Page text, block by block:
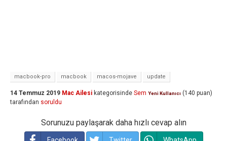
macbook-pro macbook macos-mojave update
14 Temmuz 2019 Mac Ailesi kategorisinde Sem Yeni Kullanıcı (140 puan)
tarafından soruldu
Sorunuzu paylaşarak daha hızlı cevap alın